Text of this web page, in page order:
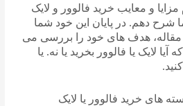
و معایب خرید فالوور و لایک
شرح دهم. در پایان این خود شما
مقاله، هدف های خود را بررسی می
لایک یا فالوور بخرید یا نه. یا
های خرید فالوور یا لایک